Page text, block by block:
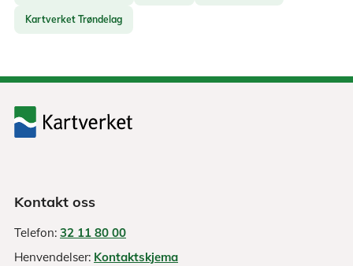
Kartverket Trøndelag
Kontakt oss
Telefon: 32 11 80 00
Henvendelser: Kontaktskjema